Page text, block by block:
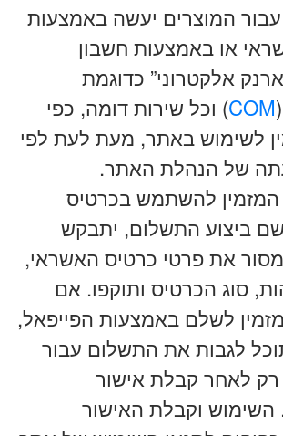
המוצרים יעשה באמצעות
או באמצעות חשבון
אלקטרוני” כדוגמת
COM) וכל שירות דומה, כפי
לשימוש באתר, מעת לעת לפי
של הנהלת האתר.
להשתמש בכרטיס
ביצוע התשלום, יתבקש
את פרטי כרטיס האשראי,
סוג הכרטיס ותוקפו. אם
לשלם באמצעות הפייפאל,
לגבות את התשלום עבור
רק לאחר קבלת אישור
השימוש וקבלת האישור